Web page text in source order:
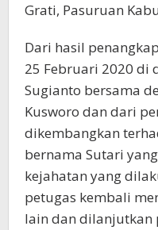
Grati, Pasuruan
Dari hasil
25 Februari 2020 di
Sugianto bersama
Kusworo dan dari
dikembangkan
bernama Sutari
kejahatan yang
petugas kembali
lain dan dilanjutkan